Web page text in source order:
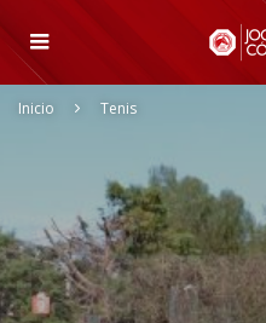
Inicio Tenis